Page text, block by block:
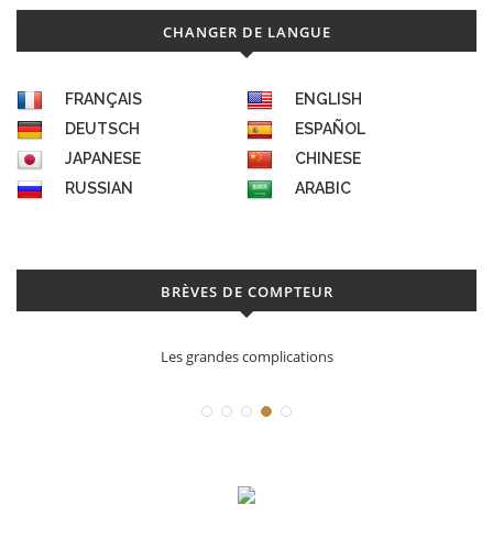
CHANGER DE LANGUE
FRANÇAIS
ENGLISH
DEUTSCH
ESPAÑOL
JAPANESE
CHINESE
RUSSIAN
ARABIC
BRÈVES DE COMPTEUR
Déconstruction